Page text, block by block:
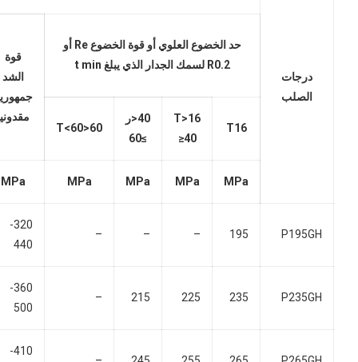
درجات
الصلب
حد الخضوع العلوي أو قوة الخضوع Re أو
R0.2 لسمك الجدار الذي يبلغ t min
قوة
الشد
T16
16<T
≥40
40<ر
≥60
60<T<60
MPa
MPa
MPa
MPa
MPa
P195GH
195
–
–
–
320-
440
P235GH
235
225
215
–
360-
500
410-